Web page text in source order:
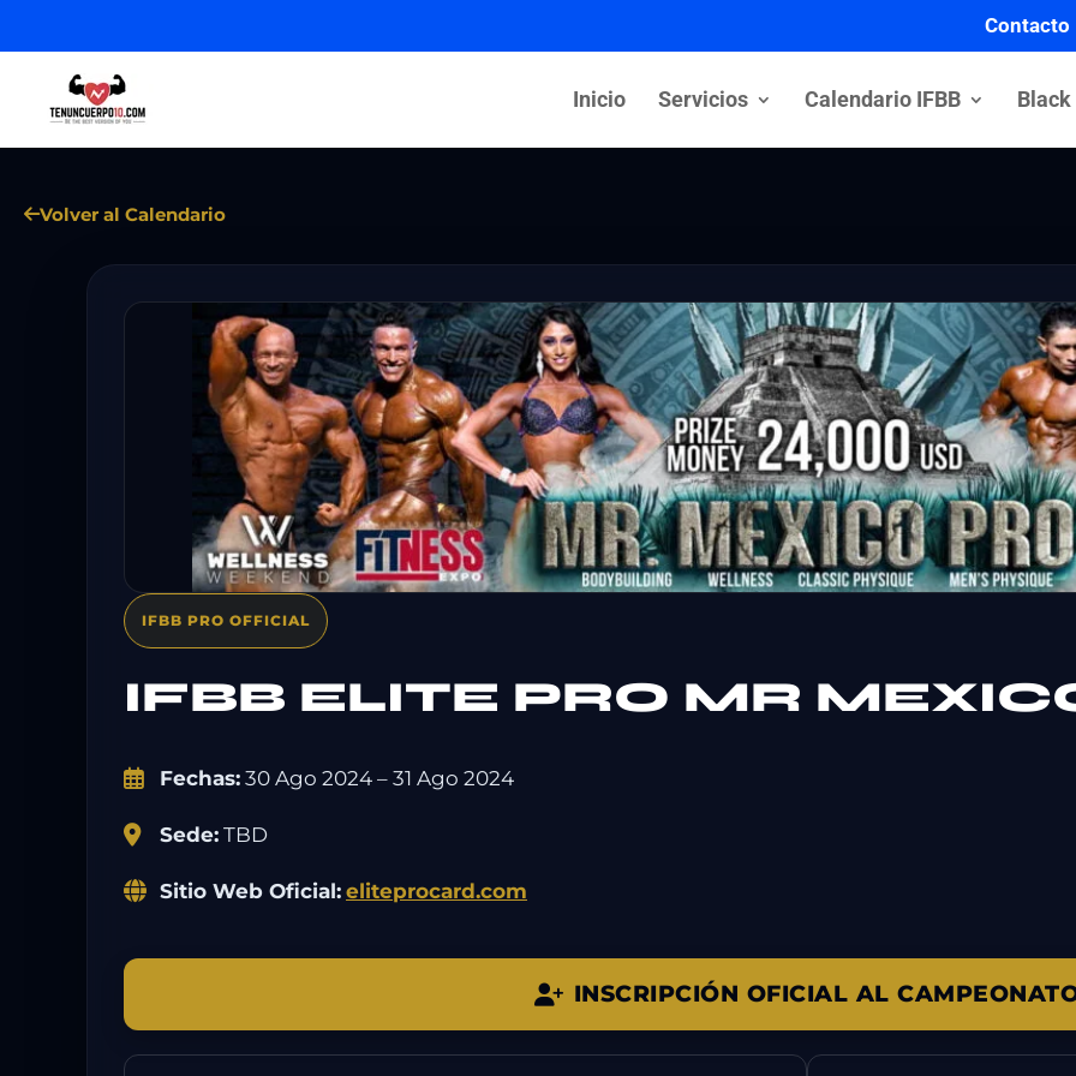
Contacto
Inicio Servicios Calendario IFBB Black
Volver al Calendario
IFBB PRO OFFICIAL
IFBB ELITE PRO MR
Fechas: 30 Ago 2024 – 31 Ago 2024
Sede: TBD
Sitio Web Oficial: eliteprocard.com
INSCRIPCIÓN OFICIAL AL